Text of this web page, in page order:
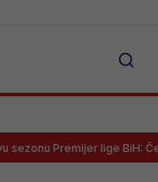
lige BiH: Četvorica